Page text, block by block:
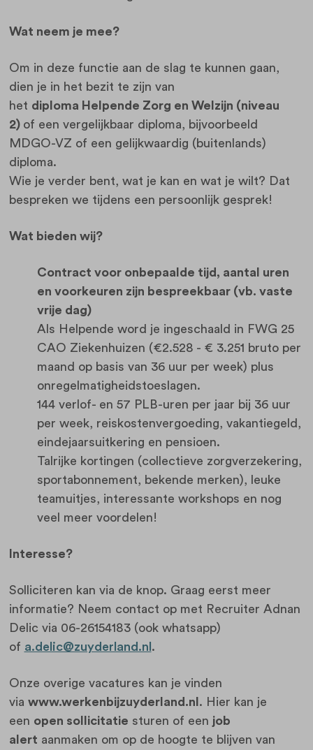
Wat neem je mee?
Om in deze functie aan de slag te kunnen gaan,
dien je in het bezit te zijn van
het diploma Helpende Zorg en Welzijn (niveau
2) of een vergelijkbaar diploma, bijvoorbeeld
MDGO-VZ of een gelijkwaardig (buitenlands)
diploma.
Wie je verder bent, wat je kan en wat je wilt? Dat
bespreken we tijdens een persoonlijk gesprek!
Wat bieden wij?
Contract voor onbepaalde tijd, aantal uren
en voorkeuren zijn bespreekbaar (vb. vaste
vrije dag)
Als Helpende word je ingeschaald in FWG 25
CAO Ziekenhuizen (€2.528 - € 3.251 bruto per
maand op basis van 36 uur per week) plus
onregelmatigheidstoeslagen.
144 verlof- en 57 PLB-uren per jaar bij 36 uur
per week, reiskostenvergoeding, vakantiegeld,
eindejaarsuitkering en pensioen.
Talrijke kortingen (collectieve zorgverzekering,
sportabonnement, bekende merken), leuke
teamuitjes, interessante workshops en nog
veel meer voordelen!
Interesse?
Solliciteren kan via de knop. Graag eerst meer
informatie? Neem contact op met Recruiter Adnan
Delic via 06-26154183 (ook whatsapp)
of a.delic@zuyderland.nl .
Onze overige vacatures kan je vinden
via www.werkenbijzuyderland.nl . Hier kan je
een open sollicitatie sturen of een job
alert aanmaken om op de hoogte te blijven van